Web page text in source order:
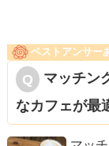
ベストアンサー
マッチン
なカフェが最